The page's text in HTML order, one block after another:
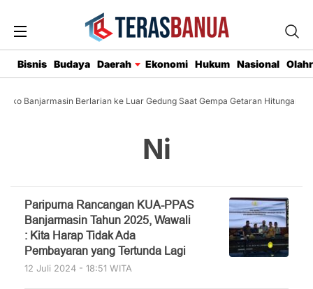
Bisnis Budaya Daerah Ekonomi Hukum Nasional
Banjarmasin Berlarian ke Luar Gedung Saat Gempa Getaran Hitungan
Ni
Paripurna Rancangan KUA-PPAS
Banjarmasin Tahun 2025, Wawali
: Kita Harap Tidak Ada
Pembayaran yang Tertunda Lagi
12 Juli 2024 - 18:51 WITA